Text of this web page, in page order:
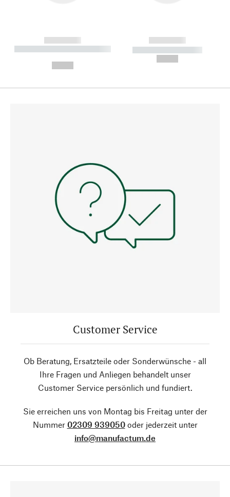
------------
----------- ----------- --------
------------
----------- -----------
Customer Service
Ob Beratung, Ersatzteile oder Sonderwünsche - all
Ihre Fragen und Anliegen behandelt unser
Customer Service persönlich und fundiert.
Sie erreichen uns von Montag bis Freitag unter der
Nummer 02309 939050oder jederzeit unter
info@manufactum.de